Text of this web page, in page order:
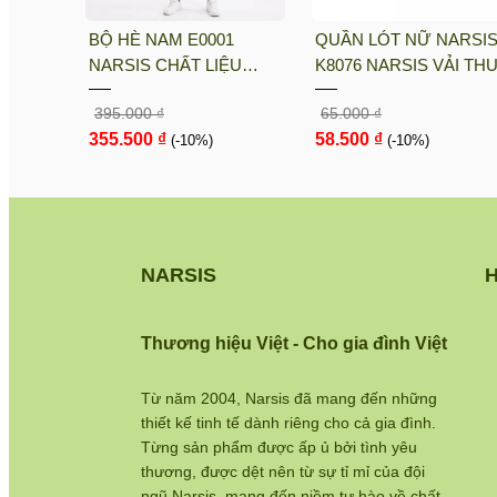
BỘ HÈ NAM E0001
NARSIS CHẤT LIỆU
THOÁNG MÁT, DỄ CHỊU,
THOẢI MÁI CẢ NGÀY, DỄ
VẬN ĐỘNG
395.000 ₫
355.500 ₫ (-10%)
QUẦN LÓT NỮ NARSIS
K8076 NARSIS VẢI
LẠNH THOÁNG MÁT,
COTTON THOẢI MÁI,
DÁNG TỐT, THO...
65.000 ₫
58.500 ₫ (-10%)
NARSIS
Từ năm 2004, Narsis đã mang đến những
thiết kế tinh tế dành riêng cho cả gia đình.
Từng sản phẩm được ấp ủ bởi tình yêu
thương, được dệt nên từ sự tỉ mỉ của đội
Thương hiệu Việt - Cho gia đình Việt